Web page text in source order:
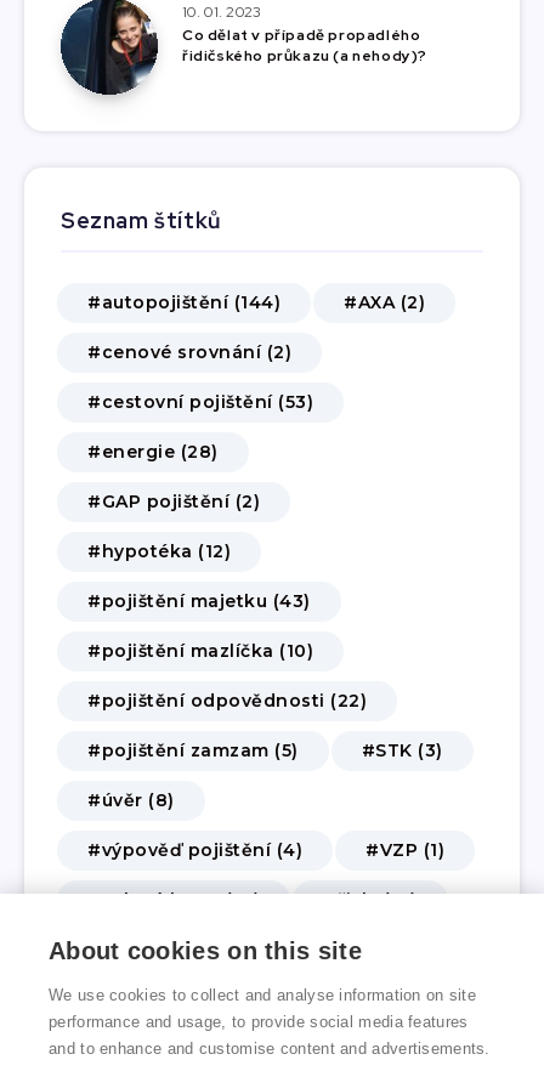
10. 01. 2023
Co dělat v případě propadlého
řidičského průkazu (a nehody)?
Seznam štítků
#autopojištění (144) #AXA (2)
#cenové srovnání (2)
#cestovní pojištění (53)
#energie (28)
#GAP pojištění (2)
#hypotéka (12)
#pojištění majetku (43)
#pojištění mazlíčka (10)
#pojištění odpovědnosti (22)
#pojištění zamzam (5) #STK (3)
#úvěr (8)
#výpověď pojištění (4) #VZP (1)
#zelená karta (10) #živly (14)
#životní a úrazové pojištění (62)
#změna pojištění (3)
About cookies on this site
We use cookies to collect and analyse information on site
performance and usage, to provide social media features
and to enhance and customise content and advertisements.